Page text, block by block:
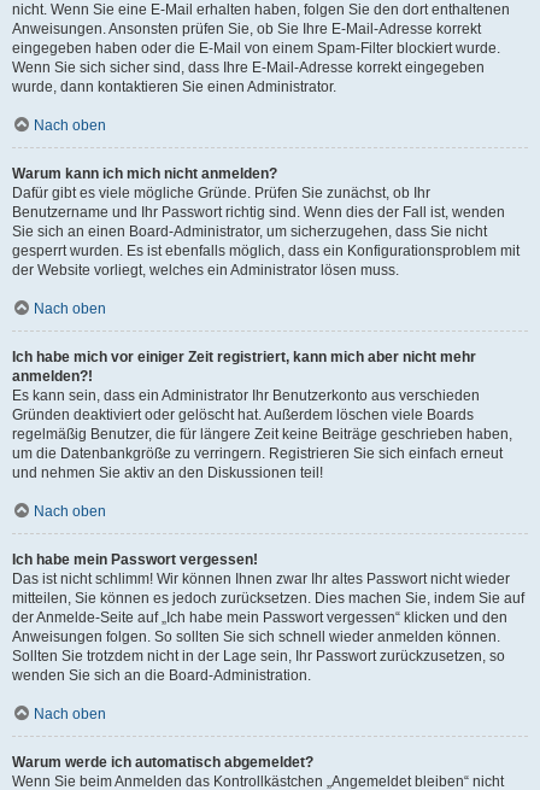
nicht. Wenn Sie eine E-Mail erhalten haben, folgen Sie den dort enthaltenen
Anweisungen. Ansonsten prüfen Sie, ob Sie Ihre E-Mail-Adresse korrekt
eingegeben haben oder die E-Mail von einem Spam-Filter blockiert wurde.
Wenn Sie sich sicher sind, dass Ihre E-Mail-Adresse korrekt eingegeben
wurde, dann kontaktieren Sie einen Administrator.
Nach oben
Warum kann ich mich nicht anmelden?
Dafür gibt es viele mögliche Gründe. Prüfen Sie zunächst, ob Ihr
Benutzername und Ihr Passwort richtig sind. Wenn dies der Fall ist, wenden
Sie sich an einen Board-Administrator, um sicherzugehen, dass Sie nicht
gesperrt wurden. Es ist ebenfalls möglich, dass ein Konfigurationsproblem mit
der Website vorliegt, welches ein Administrator lösen muss.
Nach oben
Ich habe mich vor einiger Zeit registriert, kann mich aber nicht mehr
anmelden?!
Es kann sein, dass ein Administrator Ihr Benutzerkonto aus verschieden
Gründen deaktiviert oder gelöscht hat. Außerdem löschen viele Boards
regelmäßig Benutzer, die für längere Zeit keine Beiträge geschrieben haben,
um die Datenbankgröße zu verringern. Registrieren Sie sich einfach erneut
und nehmen Sie aktiv an den Diskussionen teil!
Nach oben
Ich habe mein Passwort vergessen!
Das ist nicht schlimm! Wir können Ihnen zwar Ihr altes Passwort nicht wieder
mitteilen, Sie können es jedoch zurücksetzen. Dies machen Sie, indem Sie auf
der Anmelde-Seite auf „Ich habe mein Passwort vergessen“ klicken und den
Anweisungen folgen. So sollten Sie sich schnell wieder anmelden können.
Sollten Sie trotzdem nicht in der Lage sein, Ihr Passwort zurückzusetzen, so
wenden Sie sich an die Board-Administration.
Nach oben
Warum werde ich automatisch abgemeldet?
Wenn Sie beim Anmelden das Kontrollkästchen „Angemeldet bleiben“ nicht